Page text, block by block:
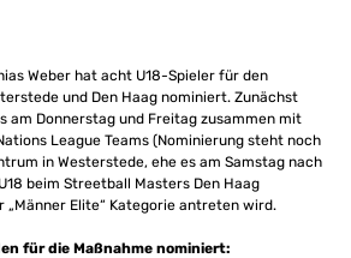
Weber hat acht U18-Spieler für den
und Den Haag nominiert. Zunächst
am Donnerstag und Freitag zusammen mit
League Teams (Nominierung steht noch
in Westerstede, ehe es am Samstag nach
beim Streetball Masters Den Haag
„Männer Elite“ Kategorie antreten wird.
für die Maßnahme nominiert: